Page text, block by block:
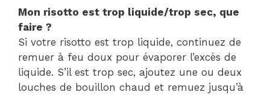
Mon risotto est trop liquide/trop sec, que
faire ?
Si votre risotto est trop liquide, continuez de
remuer à feu doux pour évaporer l’excès de
liquide. S’il est trop sec, ajoutez une ou deux
louches de bouillon chaud et remuez jusqu’à